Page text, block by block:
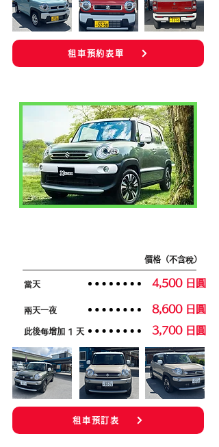
租車預約表單
價格（不含稅）
當天
兩天一夜
此後每增加 1 天
4,500 日圓
8,600 日圓
3,700 日圓
租車預訂表